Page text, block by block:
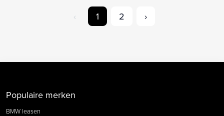
‹ 1 2 ›
Populaire merken
BMW leasen